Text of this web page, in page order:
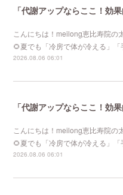
こんにちは！meilong恵比寿院の
🌻夏でも「冷房で体が冷える」
2026.08.06 06:01
こんにちは！meilong恵比寿院の
🌻夏でも「冷房で体が冷える」
2026.08.06 06:01